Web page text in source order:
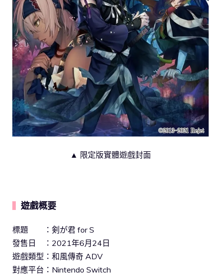
▲ 限定版實體遊戲封面
遊戲概要
標題 ：剣が君 for S
發售日 ：2021年6月24日
遊戲類型：和風傳奇 ADV
對應平台：Nintendo Switch